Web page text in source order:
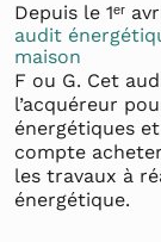
Depuis le 1ᵉʳ
audit
maison
F ou G. Cet
l’acquéreur
énergétiques
compte
les travaux à
énergétique.